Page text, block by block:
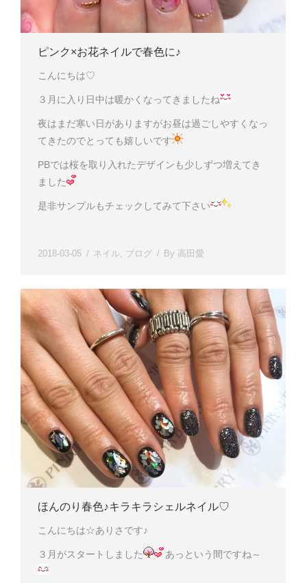
ピンク×お花ネイルで春色に♪
こんにちは♡
３月に入り日中は暖かくなってきましたね
夜はまだ寒い日がありますがお昼は過ごしやすくなっ
てきたのでとっても嬉しいです
PBでは桜を取り入れたデザインも少しずつ増えてき
ました
是非サンプルもチェックしてみて下さい
2018-03-05 ネイル, ブログ By 高田愛
ほんのり春色♪キラキラシェルネイル♡
こんにちは☆ありさです♪
３月がスタートしました あっという間ですね～